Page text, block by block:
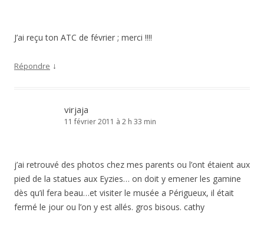
J’ai reçu ton ATC de février ; merci !!!!
Répondre ↓
virjaja
11 février 2011 à 2 h 33 min
j’ai retrouvé des photos chez mes parents ou l’ont étaient aux
pied de la statues aux Eyzies… on doit y emener les gamine
dès qu’il fera beau…et visiter le musée a Périgueux, il était
fermé le jour ou l’on y est allés. gros bisous. cathy